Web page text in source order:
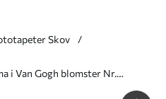
Skov
i Van Gogh blomster Nr.